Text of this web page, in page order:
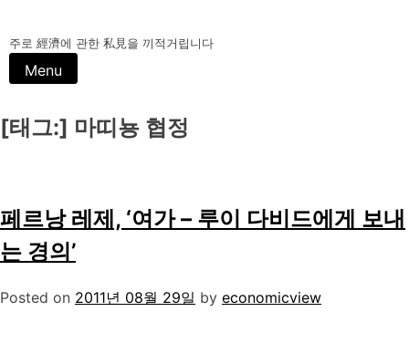
content
주로 經濟에 관한 私見을 끼적거립니다
Menu
[태그:] 마띠뇽 협정
페르낭 레제, ‘여가 – 루이 다비드에게 보내
는 경의’
Posted on 2011년 08월 29일 by economicview